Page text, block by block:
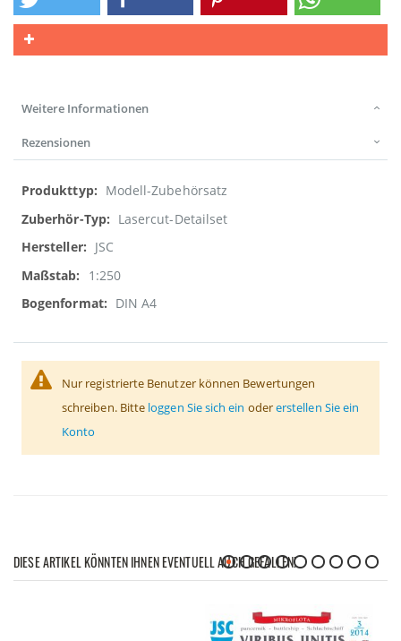
Weitere Informationen
Rezensionen
Weitere
Informationen
Modell-Zubehörsatz
Lasercut-Detailset
JSC
1:250
DIN A4
Nur registrierte Benutzer können Bewertungen
schreiben. Bitte loggen Sie sich ein odererstellen Sie ein
Konto
DIESE ARTIKEL KÖNNTEN IHNEN EVENTUELL AUCH GEFALLEN!